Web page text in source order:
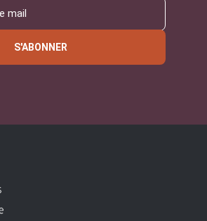
S'ABONNER